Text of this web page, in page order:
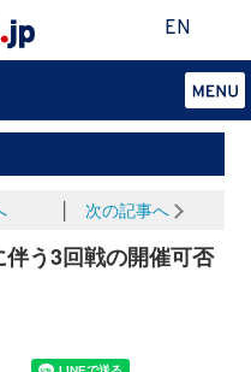
EN
次の記事へ
う3回戦の開催可否